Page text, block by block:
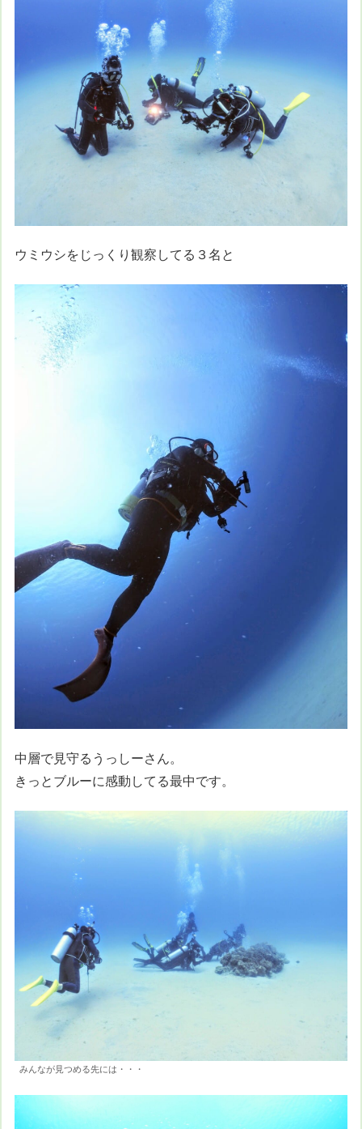
ウミウシをじっくり観察してる３名と
中層で見守るうっしーさん。
きっとブルーに感動してる最中です。
みんなが見つめる先には・・・